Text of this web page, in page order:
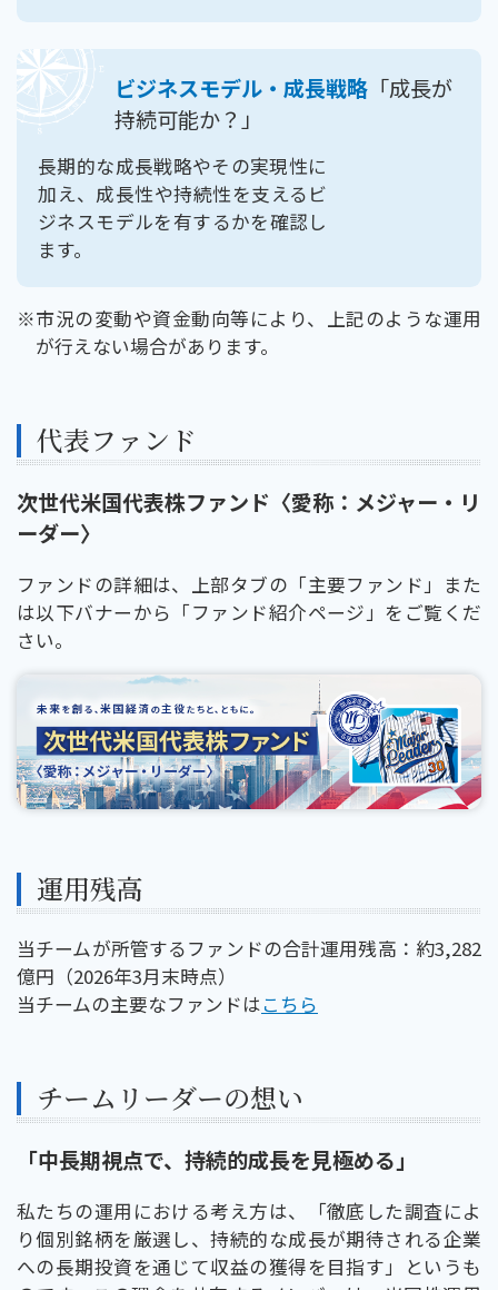
ビジネスモデル・成長戦略 「成長が
持続可能か？」
長期的な成長戦略やその実現性に
加え、成長性や持続性を支えるビ
ジネスモデルを有するかを確認し
ます。
※市況の変動や資金動向等により、上記のような運用
が行えない場合があります。
代表ファンド
次世代米国代表株ファンド〈愛称：メジャー・リ
ーダー〉
ファンドの詳細は、上部タブの「主要ファンド」また
は以下バナーから「ファンド紹介ページ」をご覧くだ
さい。
運用残高
当チームが所管するファンドの合計運用残高：約3,282
億円（2026年3月末時点）
当チームの主要なファンドはこちら
チームリーダーの想い
「中長期視点で、持続的成長を見極める」
私たちの運用における考え方は、「徹底した調査によ
り個別銘柄を厳選し、持続的な成長が期待される企業
への長期投資を通じて収益の獲得を目指す」というも